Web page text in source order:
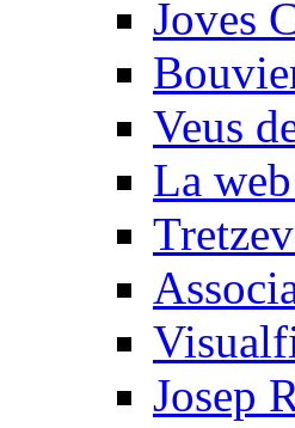
Joves
Veus
La
Josep